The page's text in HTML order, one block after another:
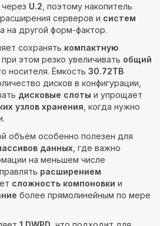
U.2 , поэтому накопитель
серверов и систем
на другой форм-фактор.
сохранять компактную
этом резко увеличивать общий
носителя. Ёмкость 30.72TB
дисков в конфигурации,
дисковые слоты и упрощает
узлов хранения , когда нужно
объём особенно полезен для
данных , где важно
на меньшем числе
расширением
сложность компоновки и
более прямолинейным по мере